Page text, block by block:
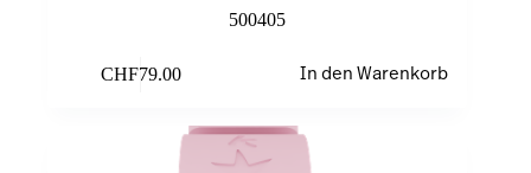
500405
CHF79.00 In den Warenkorb